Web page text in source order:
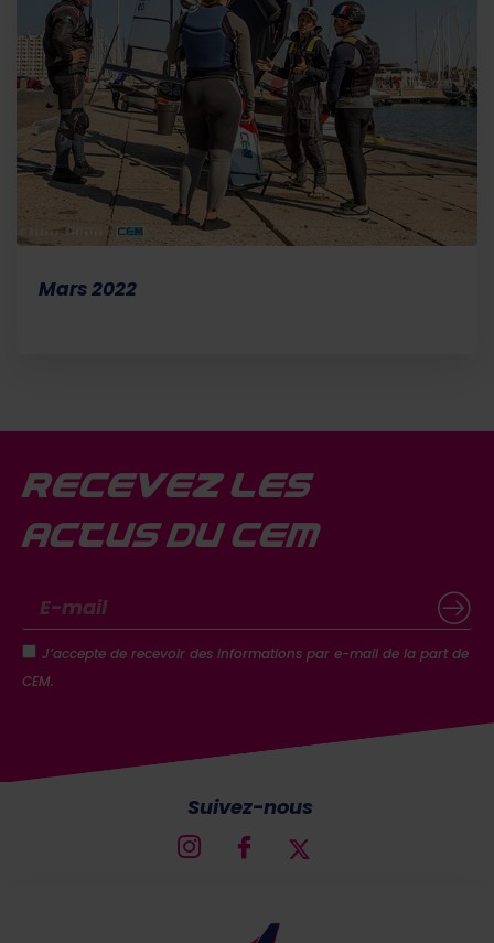
Mars 2022
Recevez les
actus du CEM
J’accepte de recevoir des informations par e-mail de la part de
CEM.
Suivez-nous